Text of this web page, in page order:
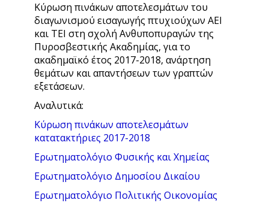
Κύρωση πινάκων αποτελεσμάτων του
διαγωνισμού εισαγωγής πτυχιούχων ΑΕΙ
και ΤΕΙ στη σχολή Ανθυποπυραγών της
Πυροσβεστικής Ακαδημίας, για το
ακαδημαϊκό έτος 2017-2018, ανάρτηση
θεμάτων και απαντήσεων των γραπτών
εξετάσεων.
Αναλυτικά:
Kύρωση πινάκων αποτελεσμάτων
κατατακτήριες 2017-2018
Ερωτηματολόγιο Φυσικής και Χημείας
Ερωτηματολόγιο Δημοσίου Δικαίου
Ερωτηματολόγιο Πολιτικής Οικονομίας